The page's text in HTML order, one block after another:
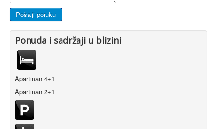
Ponuda i sadržaji u blizini
Apartman 4+1
Apartman 2+1